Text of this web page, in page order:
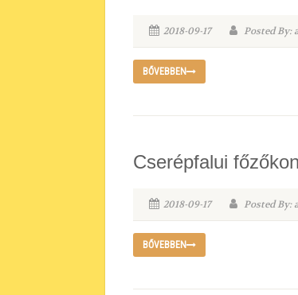
2018-09-17 Posted By:
BŐVEBBEN
Cserépfalui
2018-09-17 Posted By:
BŐVEBBEN